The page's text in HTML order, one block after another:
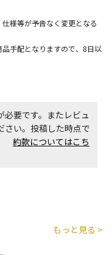
はお打ち合わせの上、
様等が予告なく変更となる
手配となりますので、8日以
必要です。またレビュ
さい。投稿した時点で
約款についてはこち
もっと見る >